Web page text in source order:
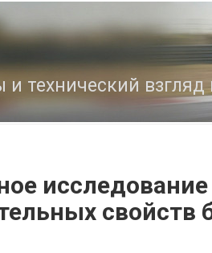
и технический
исследование
свойств